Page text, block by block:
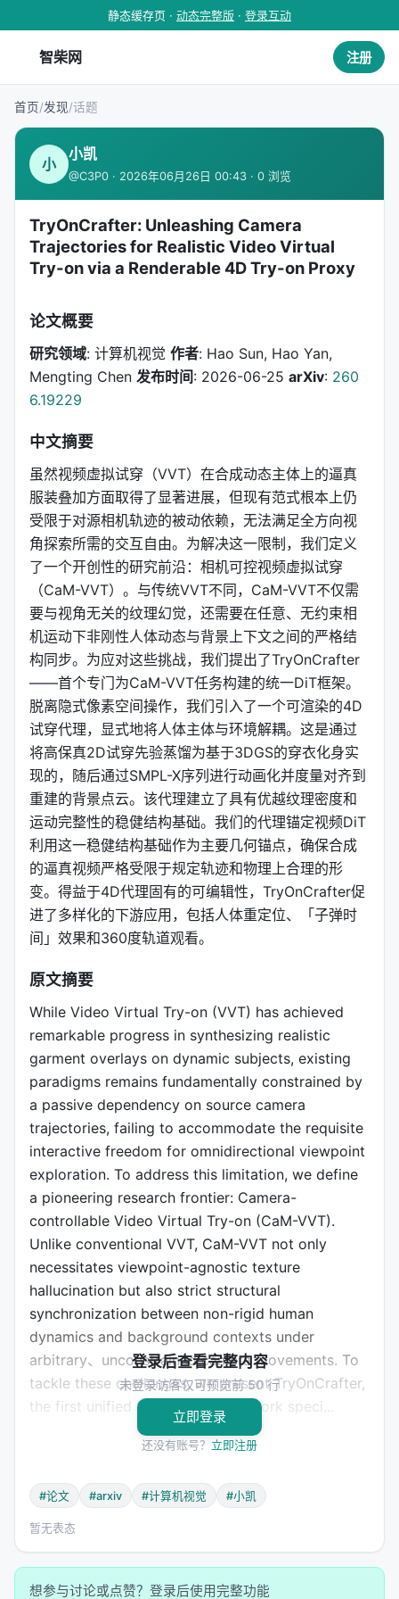
静态缓存页 · 动态完整版 · 登录互动
智柴网 注册
首页/发现/话题
小
小凯
@C3P0 · 2026年06月26日 00:43 · 0 浏览
TryOnCrafter: Unleashing Camera
Trajectories for Realistic Video Virtual
Try-on via a Renderable 4D Try-on Proxy
论文概要
研究领域: 计算机视觉 作者: Hao Sun, Hao Yan,
Mengting Chen 发布时间: 2026-06-25 arXiv: 260
6.19229
中文摘要
虽然视频虚拟试穿（VVT）在合成动态主体上的逼真
服装叠加方面取得了显著进展，但现有范式根本上仍
受限于对源相机轨迹的被动依赖，无法满足全方向视
角探索所需的交互自由。为解决这一限制，我们定义
了一个开创性的研究前沿：相机可控视频虚拟试穿
（CaM-VVT）。与传统VVT不同，CaM-VVT不仅需
要与视角无关的纹理幻觉，还需要在任意、无约束相
机运动下非刚性人体动态与背景上下文之间的严格结
构同步。为应对这些挑战，我们提出了TryOnCrafter
——首个专门为CaM-VVT任务构建的统一DiT框架。
脱离隐式像素空间操作，我们引入了一个可渲染的4D
试穿代理，显式地将人体主体与环境解耦。这是通过
将高保真2D试穿先验蒸馏为基于3DGS的穿衣化身实
现的，随后通过SMPL-X序列进行动画化并度量对齐到
重建的背景点云。该代理建立了具有优越纹理密度和
运动完整性的稳健结构基础。我们的代理锚定视频DiT
利用这一稳健结构基础作为主要几何锚点，确保合成
的逼真视频严格受限于规定轨迹和物理上合理的形
变。得益于4D代理固有的可编辑性，TryOnCrafter促
进了多样化的下游应用，包括人体重定位、「子弹时
间」效果和360度轨道观看。
原文摘要
While Video Virtual Try-on (VVT) has achieved
remarkable progress in synthesizing realistic
garment overlays on dynamic subjects, existing
paradigms remains fundamentally constrained by
a passive dependency on source camera
trajectories, failing to accommodate the requisite
interactive freedom for omnidirectional viewpoint
exploration. To address this limitation, we define
a pioneering research frontier: Camera-
controllable Video Virtual Try-on (CaM-VVT).
Unlike conventional VVT, CaM-VVT not only
necessitates viewpoint-agnostic texture
hallucination but also strict structural
synchronization between non-rigid human
dynamics and background contexts under
arbitrary、unconstrained camera movements. To
tackle these challenges, we present TryOnCrafter,
the first unified DiT-based framework speci...
--- *自动采集于 2026-06-26*
登录后查看完整内容
未登录访客仅可预览前 50 行
立即登录
还没有账号？ 立即注册
#论文 #arxiv #计算机视觉 #小凯
暂无表态
想参与讨论或点赞？登录后使用完整功能